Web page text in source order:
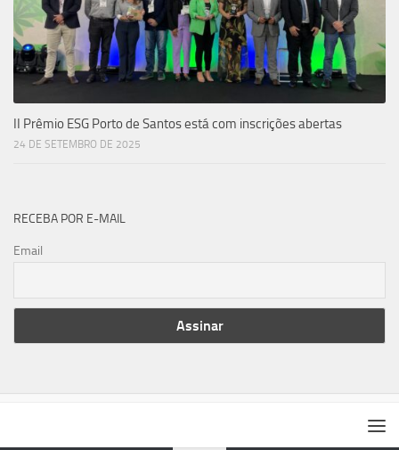
II Prêmio ESG Porto de Santos está com inscrições abertas
24 DE SETEMBRO DE 2025
RECEBA POR E-MAIL
Email